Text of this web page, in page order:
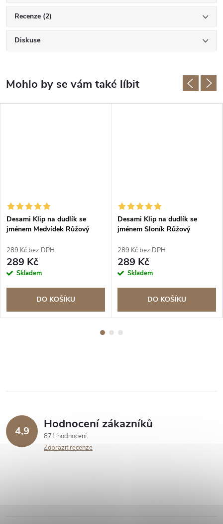
Recenze (2)
Diskuse
Desami Klip na dudlík se
jménem Medvídek Růžový
289 Kč bez DPH
289 Kč
Skladem
DO KOŠÍKU
Desami Klip na dudlík se
jménem Sloník Růžový
289 Kč bez DPH
289 Kč
Skladem
DO KOŠÍKU
4,9 Hodnocení zákazníků
871 hodnocení
Zobrazit recenze